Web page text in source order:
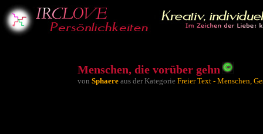
Menschen, die vorüber gehn
vonSphaere aus der KategorieFreier Text - Menschen,